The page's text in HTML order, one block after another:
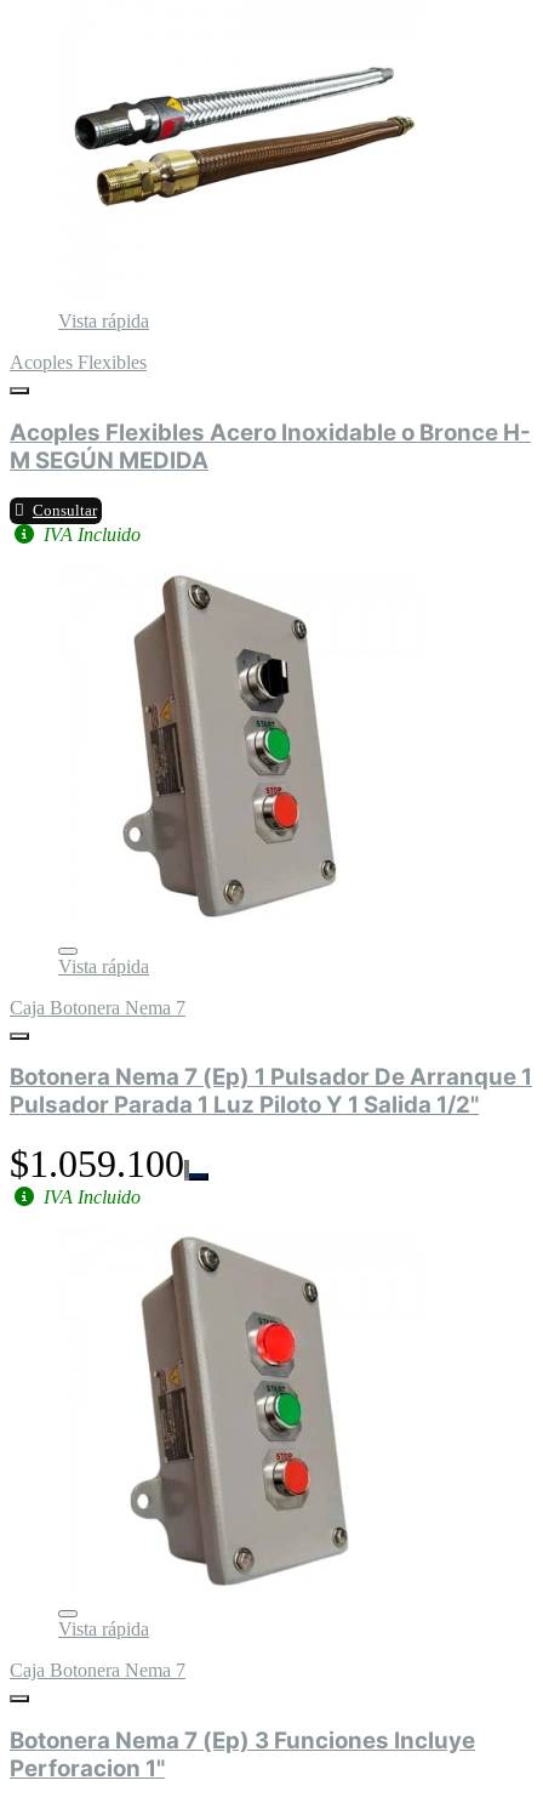
Vista rápida
Acoples Flexibles
Acoples Flexibles Acero Inoxidable o Bronce H-
M SEGÚN MEDIDA
Consultar
IVA Incluido
Vista rápida
Caja Botonera Nema 7
Botonera Nema 7 (Ep) 1 Pulsador De Arranque 1
Pulsador Parada 1 Luz Piloto Y 1 Salida 1/2"
$1.059.100
IVA Incluido
Vista rápida
Caja Botonera Nema 7
Botonera Nema 7 (Ep) 3 Funciones Incluye
Perforacion 1"